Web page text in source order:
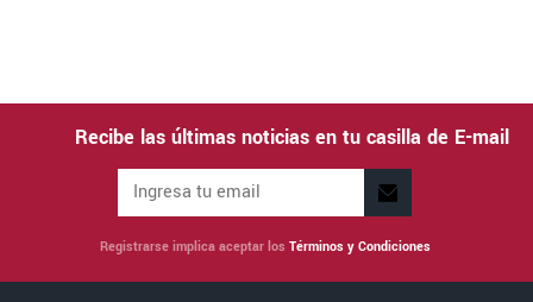
Recibe las últimas noticias en tu casilla de E-mail
Registrarse implica aceptar los Términos y Condiciones